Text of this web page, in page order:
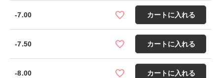
-7.00 カートに入れる
-7.50 カートに入れる
-8.00 カートに入れる